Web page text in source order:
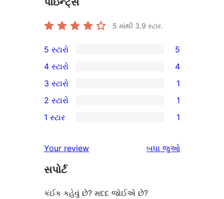
5 માંથી 3.9 સ્ટાર.
5
5-
સ્ટાર
સમીક્ષાઓ
5 સ્ટારો 5
4-
સ્ટાર
સમીક્ષાઓ
4 સ્ટારો 4
1
3-
સ્ટાર
3 સ્ટારો 1
2-
સમીક્ષા
2 સ્ટારો 1
સ્ટાર
સમીક્ષા
1 સ્ટાર 1
Your review બધા સમીક્ષાઓ
જુઓ
સપોર્ટ
કંઈક કહેવું છે? મદદ જોઈએ છે?